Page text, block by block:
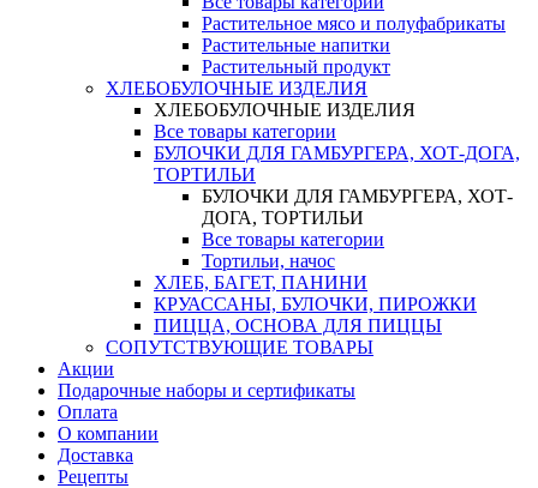
Растительное мясо и полуфабрикаты
Растительные напитки
Растительный продукт
ХЛЕБОБУЛОЧНЫЕ ИЗДЕЛИЯ
ХЛЕБОБУЛОЧНЫЕ ИЗДЕЛИЯ
Все товары категории
БУЛОЧКИ ДЛЯ ГАМБУРГЕРА, ХОТ-ДОГА,
ТОРТИЛЬИ
БУЛОЧКИ ДЛЯ ГАМБУРГЕРА, ХОТ-
ДОГА, ТОРТИЛЬИ
Все товары категории
Тортильи, начос
ХЛЕБ, БАГЕТ, ПАНИНИ
КРУАССАНЫ, БУЛОЧКИ, ПИРОЖКИ
ПИЦЦА, ОСНОВА ДЛЯ ПИЦЦЫ
СОПУТСТВУЮЩИЕ ТОВАРЫ
Акции
Подарочные наборы и сертификаты
Оплата
О компании
Доставка
Рецепты